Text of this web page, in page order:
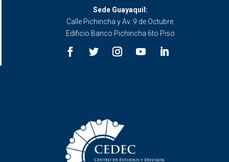
Sede Guayaquil:
Calle Pichincha y Av. 9 de Octubre.
Edificio Banco Pichincha 6to Piso